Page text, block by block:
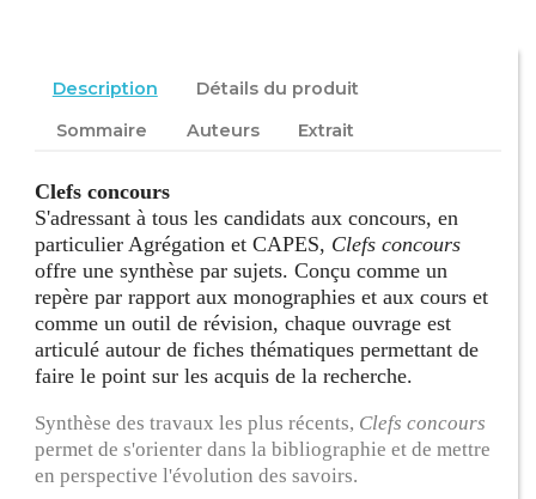
Description
Détails du produit
Sommaire
Auteurs Extrait
Clefs concours
S'adressant à tous les candidats aux concours, en
particulier Agrégation et CAPES, Clefs concours
offre une synthèse par sujets. Conçu comme un
repère par rapport aux monographies et aux cours et
comme un outil de révision, chaque ouvrage est
articulé autour de fiches thématiques permettant de
faire le point sur les acquis de la recherche.
Synthèse des travaux les plus récents, Clefs concours
permet de s'orienter dans la bibliographie et de mettre
en perspective l'évolution des savoirs.